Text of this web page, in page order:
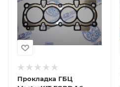
Прокладка ГБЦ